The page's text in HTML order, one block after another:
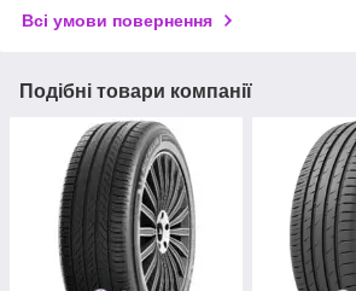
Всі умови повернення
Подібні товари компанії